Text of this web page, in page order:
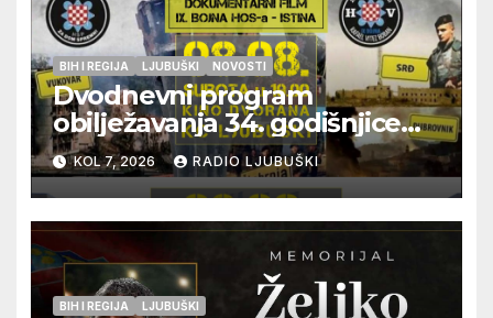
BIH I REGIJA LJUBUŠKI NOVOSTI
Dvodnevni program
obilježavanja 34. godišnjice
pogibije generala Blaža
Kraljevića i osmorice
pripadnika HOS-a
KOL 7, 2026 RADIO LJUBUŠKI
BIH I REGIJA LJUBUŠKI